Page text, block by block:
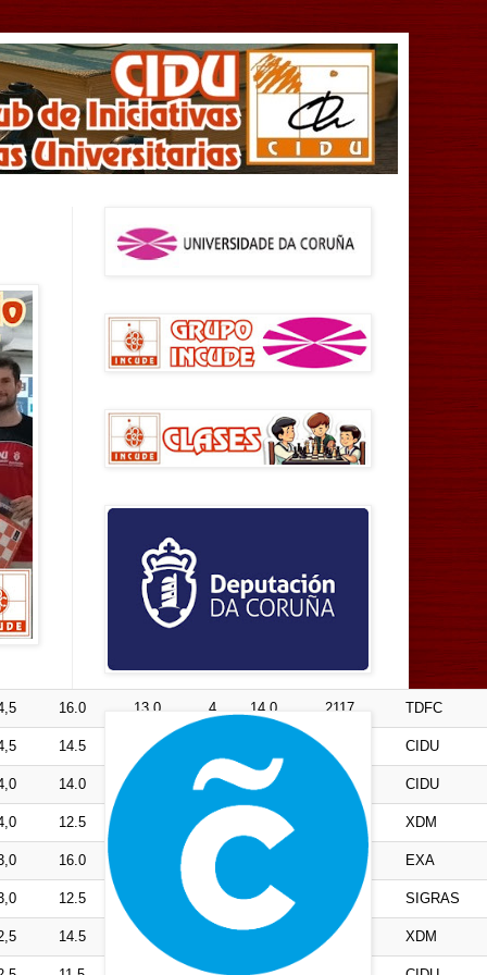
16.0 13.0 4 14.0 2117 TDFC
14.5 13.0 1721 CIDU
14.0 4 12.0 CIDU
12.5 XDM
16.0 3 EXA
12.5 11.0 SIGRAS
14.5 6.5 1633 XDM